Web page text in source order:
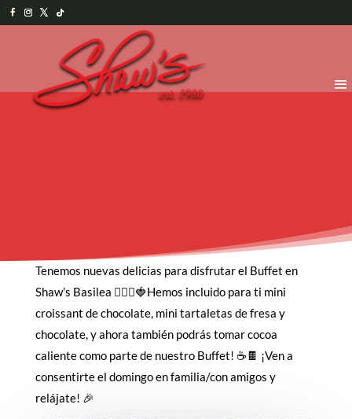
Tenemos nuevas delicias para disfrutar el Buffet en
Shaw’s Basilea 💁🏻‍♀️🍓Hemos incluido para ti mini
croissant de chocolate, mini tartaletas de fresa y
chocolate, y ahora también podrás tomar cocoa
caliente como parte de nuestro Buffet! ☕️🍫 ¡Ven a
consentirte el domingo en familia/con amigos y
relájate! 🎉